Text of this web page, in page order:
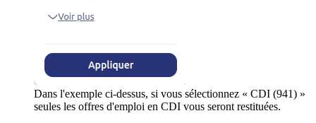
Dans l'exemple ci-dessus, si vous sélectionnez « CDI (941) »
seules les offres d'emploi en CDI vous seront restituées.